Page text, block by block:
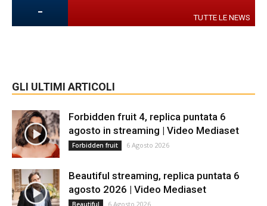
- TUTTE LE NEWS
GLI ULTIMI ARTICOLI
Forbidden fruit 4, replica puntata 6
agosto in streaming | Video Mediaset
Forbidden fruit 6 Agosto 2026
Beautiful streaming, replica puntata 6
agosto 2026 | Video Mediaset
6 Agosto 2026